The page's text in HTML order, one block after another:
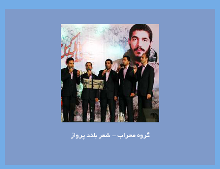
گروه محراب - شعر بلند پرواز